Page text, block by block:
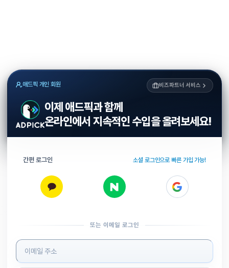
애드픽 개인 회원 비즈파트너 서비스
이제 애드픽과 함께
온라인에서 지속적인 수입을 올려보세요!
간편 로그인 소셜 로그인으로 빠른 가입 가능!
또는 이메일 로그인
로그인 정보 입력